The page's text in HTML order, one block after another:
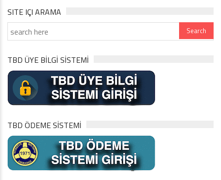
SITE IÇI ARAMA
TBD ÜYE BİLGİ SİSTEMİ
TBD ÖDEME SİSTEMİ